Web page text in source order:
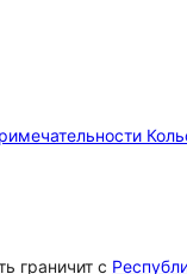
граничит с